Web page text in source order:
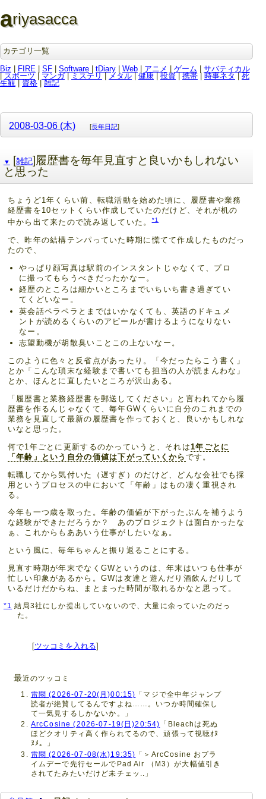
ariyasacca
カテゴリ一覧
Biz
FIRE SF Software tDiary Web アニメ ゲーム
サバティカル
スポーツ | マンガ| ミステリ メタル 健康 投資 携帯 | 時事ネタ
死
生観
資格| 雑記
2008-03-06 (木) [長年日記]
▼ [雑記]履歴書を毎年見直すと良いかもしれない
と思った
ちょうど1年くらい前、転職活動を始めた頃に、履歴書や業務
経歴書を10セットくらい作成していたのだけど、それが机の
中から出て来たので読み返していた。*1
で、昨年の結構テンパっていた時期に慌てて作成したものだっ
たので、
やっぱり顔写真は駅前のインスタントじゃなくて、プロ
に撮ってもらうべきだったかなー。
経歴のところは細かいところまでいちいち書き過ぎてい
てくどいなー。
英会話ペラペラとまではいかなくても、英語のドキュメ
ントが読めるくらいのアピールが書けるようになりない
なー。
志望動機が胡散臭いことこの上ないなー。
このように色々と反省点があったり。「今だったらこう書く」
とか「こんな瑣末な経験まで書いても担当の人が読まんわな」
とか、ほんとに直したいところが沢山ある。
「履歴書と業務経歴書を郵送してください」と言われてから履
歴書を作るんじゃなくて、毎年GWくらいに自分のこれまでの
業務を見直して最新の履歴書を作っておくと、良いかもしれな
いなと思った。
何で1年ごとに更新するのかっていうと、それは1年ごとに
「年齢」という自分の価値は下がっていくから です。
転職してから気付いた（遅すぎ）のだけど、どんな会社でも採
用というプロセスの中において「年齢」はもの凄く重視され
る。
今年も一つ歳を取った。年齢の価値が下がったぶんを補うよう
な経験ができただろうか？ あのプロジェクトは面白かったな
ぁ、これからもああいう仕事がしたいなぁ。
という風に、毎年ちゃんと振り返ることにする。
見直す時期が年末でなくGWというのは、年末はいつも仕事が
忙しい印象があるから。GWは友達と遊んだり酒飲んだりして
いるだけだからね、まとまった時間が取れるかなと思って。
*1
結局3社にしか提出していないので、大量に余っていたのだっ
た。
[ツッコミを入れる]
最近のツッコミ
雷悶 (2026-07-20(月)00:15)
「マジで全中年ジャンプ
読者が絶賛してるんですよね……。いつか時間確保し
て一気見するしかないか。」
ArcCosine (2026-07-19(日)20:54)
「Bleachは死ぬ
ほどクオリティ高く作られてるので、頑張って視聴ｵﾇ
ﾇﾒ。」
雷悶 (2026-07-08(水)19:35)
「＞ArcCosine おプラ
イムデーで先行セールでPad Air （M3）が大幅値引き
されてたみたいだけど未チェッ..」